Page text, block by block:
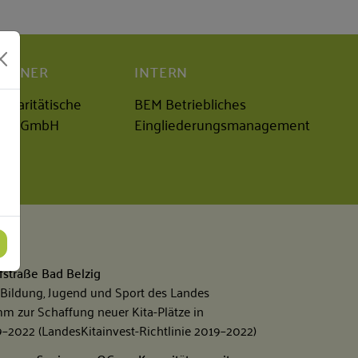
Paritätische
gGmbH
INTERN
BEM Betriebliches
Eingliederungsmanagement
Bad Belzig
Jugend und Sport des Landes
zur Schaffung neuer Kita-Plätze in
(LandesKitainvest-Richtlinie 2019–2022)